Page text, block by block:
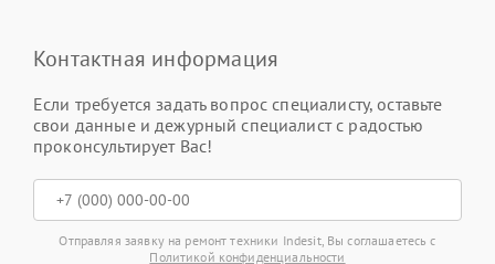
Контактная информация
Если требуется задать вопрос специалисту, оставьте
свои данные и дежурный специалист с радостью
проконсультирует Вас!
Отправляя заявку на ремонт техники Indesit, Вы соглашаетесь с
Политикой конфиденциальности